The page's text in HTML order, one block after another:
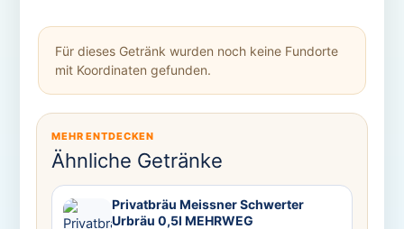
Für dieses Getränk wurden noch keine Fundorte
mit Koordinaten gefunden.
MEHR ENTDECKEN
Ähnliche Getränke
Privatbräu Meissner Schwerter
Urbräu 0,5l MEHRWEG